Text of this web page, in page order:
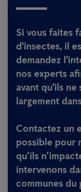
Si vous faites
d'insectes, il
demandez
nos experts
avant qu'ils ne
largement
Contactez un
possible pour
qu’ils
intervenons
communes